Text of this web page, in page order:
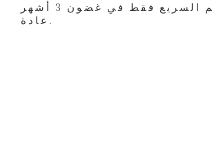
وقت التسليم السريع فقط في غضون 3 أشهر
عادة.